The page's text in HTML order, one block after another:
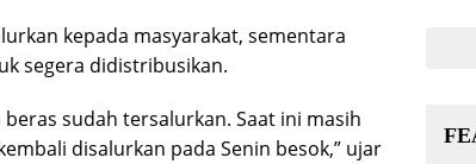
kepada masyarakat, sementara
segera didistribusikan.
sudah tersalurkan. Saat ini masih
disalurkan pada Senin besok,” ujar